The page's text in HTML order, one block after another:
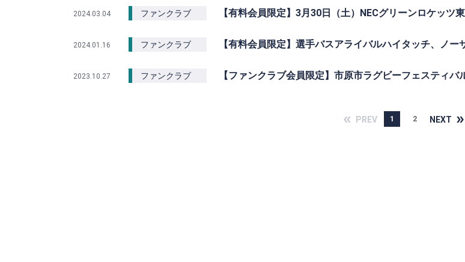
2024.03.04 ファンクラブ 【有料会員限定】3月30日（土）NECグリーンロケッ
2024.01.16 ファンクラブ 【有料会員限定】選手バスアライバルハイタッチ、ノ
2023.10.27 ファンクラブ 【ファンクラブ会員限定】市原市ラグビーフェスティバ
PREV 1 2 NEXT